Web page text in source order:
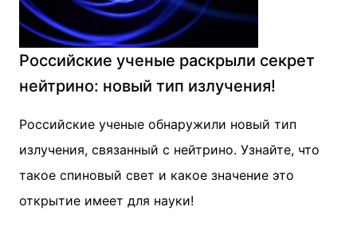
Российские ученые раскрыли секрет
нейтрино: новый тип излучения!
Российские ученые обнаружили новый тип
излучения, связанный с нейтрино. Узнайте, что
такое спиновый свет и какое значение это
открытие имеет для науки!